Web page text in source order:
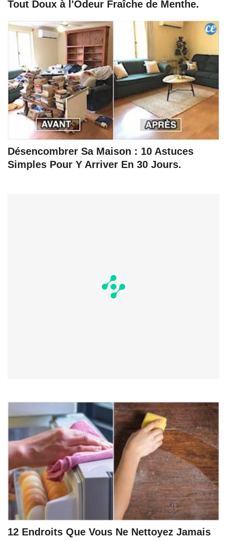
Tout Doux à l'Odeur Fraîche de Menthe.
Désencombrer Sa Maison : 10 Astuces
Simples Pour Y Arriver En 30 Jours.
12 Endroits Que Vous Ne Nettoyez Jamais